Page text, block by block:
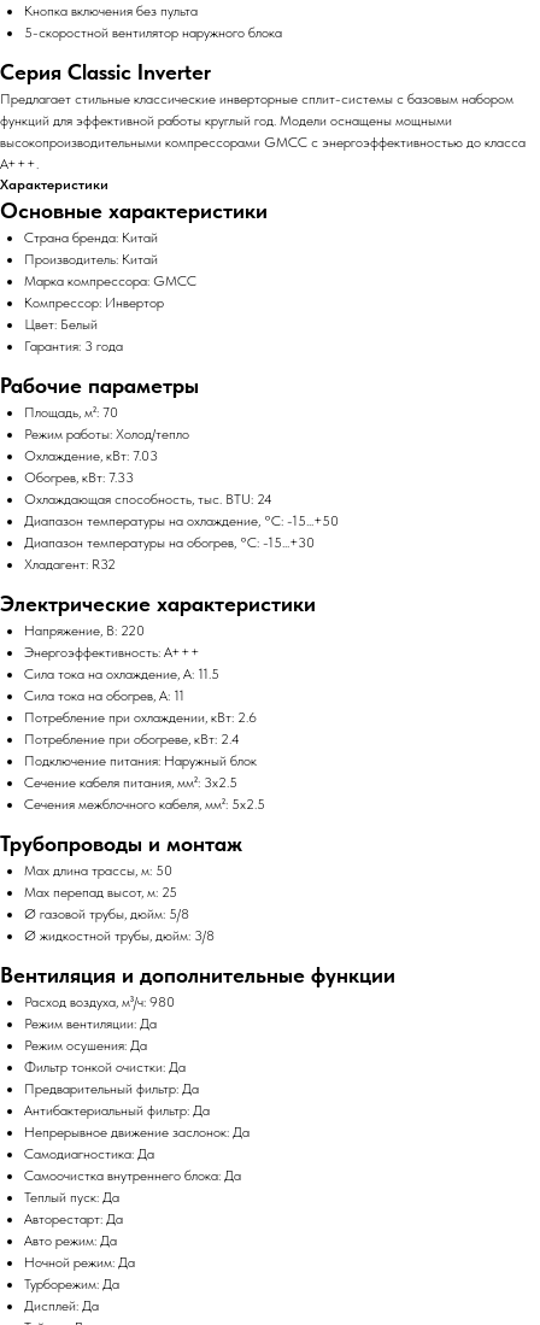
Кнопка включения без пульта
5-скоростной вентилятор наружного блока
Серия Classic Inverter
Предлагает стильные классические инверторные сплит-системы с базовым набором
функций для эффективной работы круглый год. Модели оснащены мощными
высокопроизводительными компрессорами GMCC с энергоэффективностью до класса
А+++.
Характеристики
Основные характеристики
Страна бренда: Китай
Производитель: Китай
Марка компрессора: GMCC
Компрессор: Инвертор
Цвет: Белый
Гарантия: 3 года
Рабочие параметры
Площадь, м²: 70
Режим работы: Холод/тепло
Охлаждение, кВт: 7.03
Обогрев, кВт: 7.33
Охлаждающая способность, тыс. BTU: 24
Диапазон температуры на охлаждение, °C: -15...+50
Диапазон температуры на обогрев, °C: -15...+30
Хладагент: R32
Электрические характеристики
Напряжение, В: 220
Энергоэффективность: A+++
Сила тока на охлаждение, А: 11.5
Сила тока на обогрев, А: 11
Потребление при охлаждении, кВт: 2.6
Потребление при обогреве, кВт: 2.4
Подключение питания: Наружный блок
Сечение кабеля питания, мм²: 3x2.5
Сечения межблочного кабеля, мм²: 5x2.5
Трубопроводы и монтаж
Max длина трассы, м: 50
Max перепад высот, м: 25
Ø газовой трубы, дюйм: 5/8
Ø жидкостной трубы, дюйм: 3/8
Вентиляция и дополнительные функции
Расход воздуха, м³/ч: 980
Режим вентиляции: Да
Режим осушения: Да
Фильтр тонкой очистки: Да
Предварительный фильтр: Да
Антибактериальный фильтр: Да
Непрерывное движение заслонок: Да
Самодиагностика: Да
Самоочистка внутреннего блока: Да
Теплый пуск: Да
Авторестарт: Да
Авто режим: Да
Ночной режим: Да
Турборежим: Да
Дисплей: Да